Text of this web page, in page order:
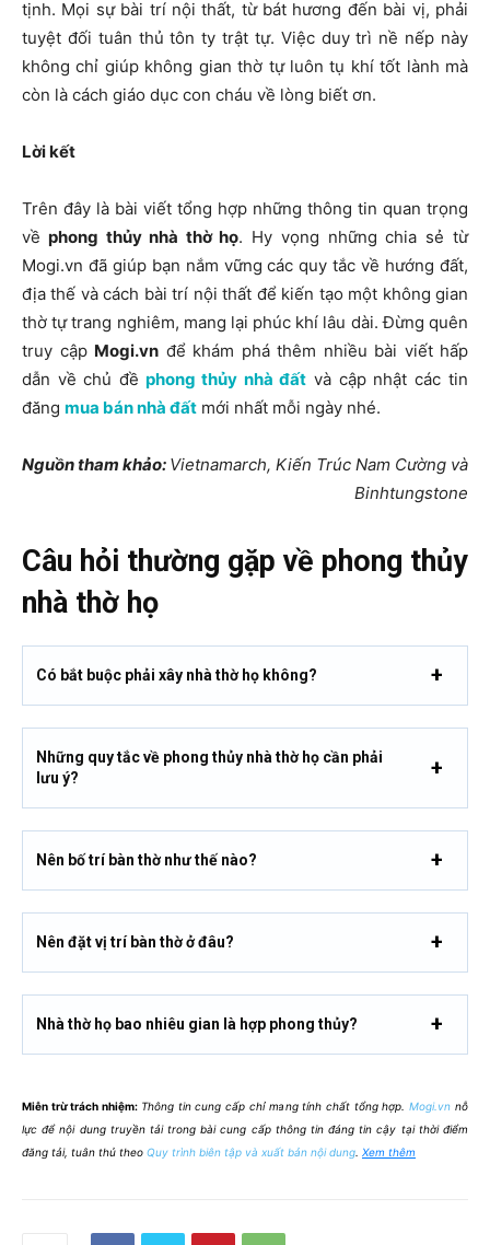
tịnh. Mọi sự bài trí nội thất, từ bát hương đến bài vị, phải
tuyệt đối tuân thủ tôn ty trật tự. Việc duy trì nề nếp này
không chỉ giúp không gian thờ tự luôn tụ khí tốt lành mà
còn là cách giáo dục con cháu về lòng biết ơn.
Lời kết
Trên đây là bài viết tổng hợp những thông tin quan trọng
về phong thủy nhà thờ họ. Hy vọng những chia sẻ từ
Mogi.vn đã giúp bạn nắm vững các quy tắc về hướng đất,
địa thế và cách bài trí nội thất để kiến tạo một không gian
thờ tự trang nghiêm, mang lại phúc khí lâu dài. Đừng quên
truy cập Mogi.vn để khám phá thêm nhiều bài viết hấp
dẫn về chủ đề phong thủy nhà đất và cập nhật các tin
đăng mua bán nhà đất mới nhất mỗi ngày nhé.
Nguồn tham khảo: Vietnamarch, Kiến Trúc Nam Cường và
Binhtungstone
Câu hỏi thường gặp về phong thủy
nhà thờ họ
Có bắt buộc phải xây nhà thờ họ không?
Những quy tắc về phong thủy nhà thờ họ cần phải
lưu ý?
Nên bố trí bàn thờ như thế nào?
Nên đặt vị trí bàn thờ ở đâu?
Nhà thờ họ bao nhiêu gian là hợp phong thủy?
Miễn trừ trách nhiệm: Thông tin cung cấp chỉ mang tính chất tổng hợp. Mogi.vn nỗ
lực để nội dung truyền tải trong bài cung cấp thông tin đáng tin cậy tại thời điểm
đăng tải, tuân thủ theo Quy trình biên tập và xuất bản nội dung Xem thêm